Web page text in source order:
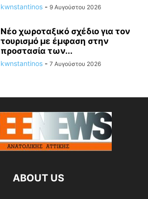
kwnstantinos - 9 Αυγούστου 2026
Νέο χωροταξικό σχέδιο για τον
τουρισμό με έμφαση στην
προστασία των...
kwnstantinos - 7 Αυγούστου 2026
ABOUT US